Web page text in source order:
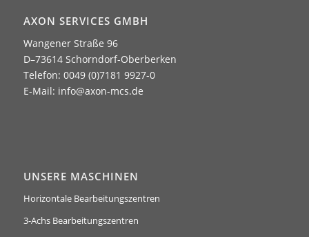
AXON SERVICES GMBH
Wangener Straße 96
D–73614 Schorndorf-Oberberken
Telefon: 0049 (0)7181 9927-0
E-Mail: info@axon-mcs.de
UNSERE MASCHINEN
Horizontale Bearbeitungszentren
3-Achs Bearbeitungszentren